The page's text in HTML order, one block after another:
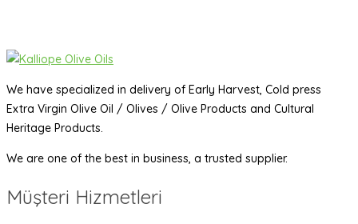
We have specialized in delivery of Early Harvest, Cold press
Extra Virgin Olive Oil / Olives / Olive Products and Cultural
Heritage Products.
We are one of the best in business, a trusted supplier.
Müşteri Hizmetleri